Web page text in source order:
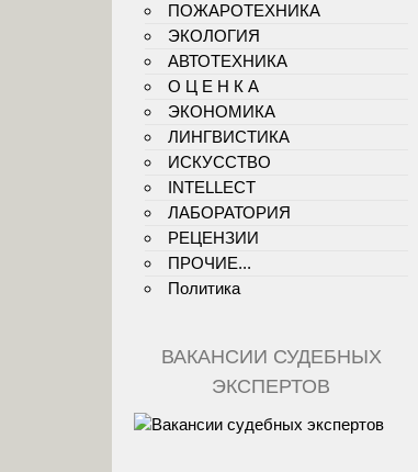
ПОЖАРОТЕХНИКА
ЭКОЛОГИЯ
АВТОТЕХНИКА
О Ц Е Н К А
ЭКОНОМИКА
ЛИНГВИСТИКА
ИСКУССТВО
INTELLECT
ЛАБОРАТОРИЯ
РЕЦЕНЗИИ
ПРОЧИЕ...
Политика
ВАКАНСИИ СУДЕБНЫХ
ЭКСПЕРТОВ